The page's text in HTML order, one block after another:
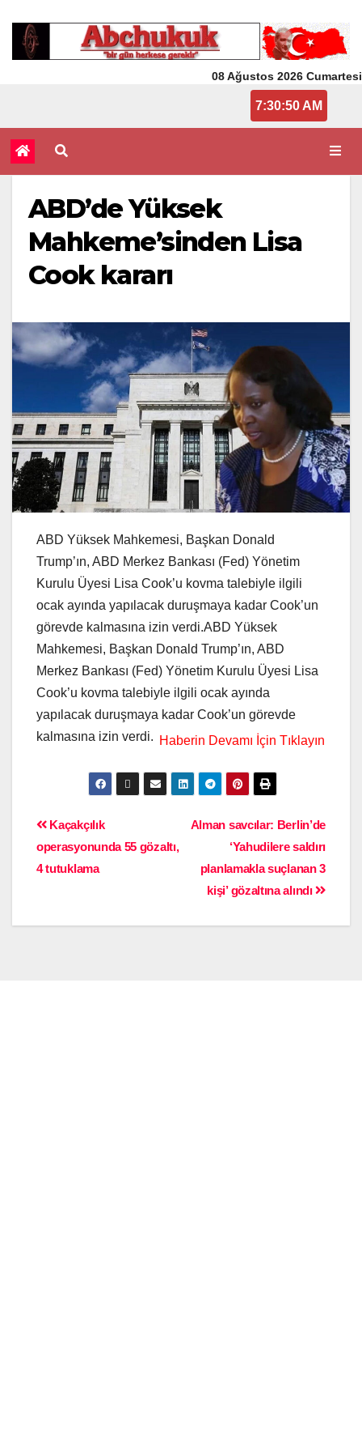
08 Ağustos 2026 Cumartesi
7:30:51 AM
ABD’de Yüksek
Mahkeme’sinden Lisa
Cook kararı
ABD Yüksek Mahkemesi, Başkan Donald
Trump’ın, ABD Merkez Bankası (Fed) Yönetim
Kurulu Üyesi Lisa Cook’u kovma talebiyle ilgili
ocak ayında yapılacak duruşmaya kadar Cook’un
görevde kalmasına izin verdi.ABD Yüksek
Mahkemesi, Başkan Donald Trump’ın, ABD
Merkez Bankası (Fed) Yönetim Kurulu Üyesi Lisa
Cook’u kovma talebiyle ilgili ocak ayında
yapılacak duruşmaya kadar Cook’un görevde
kalmasına izin verdi.
Alman savcılar: Berlin’de
‘Yahudilere saldırı
planlamakla suçlanan 3
kişi’ gözaltına alındı
Kaçakçılık
operasyonunda 55 gözaltı,
4 tutuklama